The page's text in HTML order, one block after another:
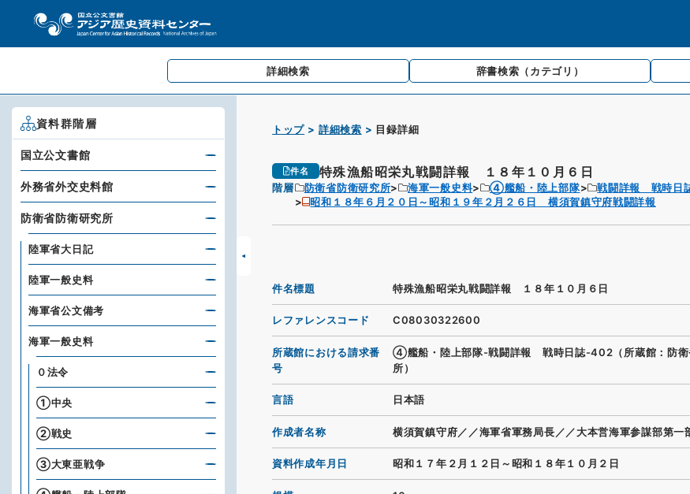
詳細検索 辞書検索 （カテゴリ）
トップ 詳細検索 目録詳細
件名 特殊漁船昭栄丸戦闘詳報 １８年１０月６日
階層 防衛省防衛研究所 海軍一般史料 ④艦船・陸上部隊 戦闘詳報 戦時日
昭和１８年６月２０日～昭和１９年２月２６日 横須賀鎮守府戦闘詳報
件名標題 特殊漁船昭栄丸戦闘詳報 １８年１０月６日
レファレンスコード C08030322600
所蔵館における請求番
号
④艦船・陸上部隊-戦闘詳報 戦時日誌-402（所蔵館：防衛
所）
言語 日本語
作成者名称 横須賀鎮守府／／海軍省軍務局長／／大本営海軍参謀部第一
資料作成年月日 昭和１７年２月１２日～昭和１８年１０月２日
資料群階層
国立公文書館
外務省外交史料館
防衛省防衛研究所
陸軍省大日記
陸軍一般史料
海軍省公文備考
海軍一般史料
０法令
①中央
②戦史
③大東亜戦争